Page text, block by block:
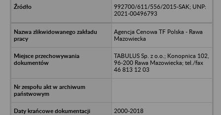
992700/611/556/2015-SAK; UNP:
2021-00496793
Agencja Cenowa TF Polska - Rawa
Mazowiecka
TABULUS Sp. z o.o.; Konopnica 102,
96-200 Rawa Mazowiecka; tel./fax
46 813 12 03
2000-2018